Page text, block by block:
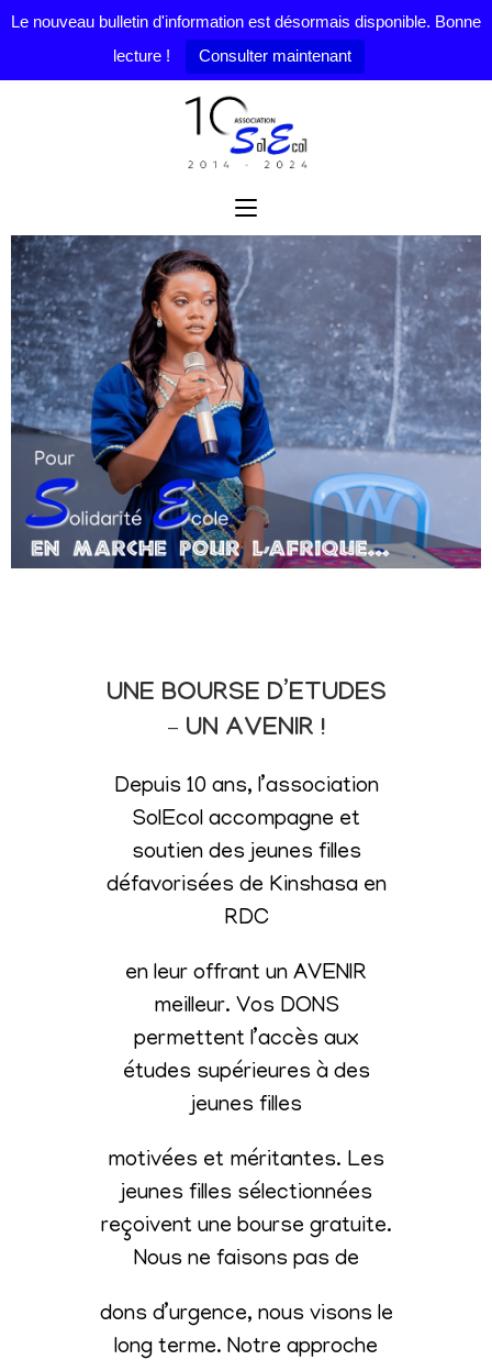
Le nouveau bulletin d'information est désormais disponible. Bonne
lecture !
Consulter maintenant
UNE BOURSE D’ETUDES
– UN AVENIR !
Depuis 10 ans, l’association
SolEcol accompagne et
soutien des jeunes filles
défavorisées de Kinshasa en
RDC
en leur offrant un AVENIR
meilleur. Vos DONS
permettent l’accès aux
études supérieures à des
jeunes filles
motivées et méritantes. Les
jeunes filles sélectionnées
reçoivent une bourse gratuite.
Nous ne faisons pas de
dons d’urgence, nous visons le
long terme. Notre approche